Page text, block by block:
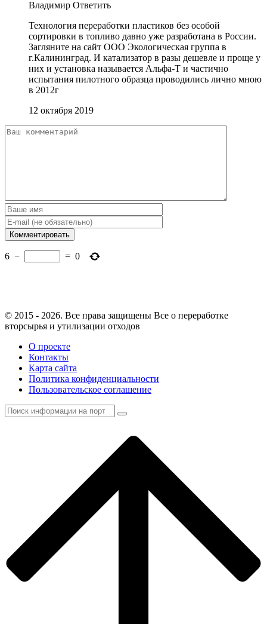
Владимир Ответить
Технология переработки пластиков без особой
сортировки в топливо давно уже разработана в России.
Загляните на сайт ООО Экологическая группа в
г.Калининград. И катализатор в разы дешевле и проще у
них и установка называется Альфа-Т и частично
испытания пилотного образца проводились лично мною
в 2012г
12 октября 2019
6 − = 0
© 2015 - 2026. Все права защищены Все о переработке
вторсырья и утилизации отходов
О проекте
Контакты
Карта сайта
Политика конфиденциальности
Пользовательское соглашение